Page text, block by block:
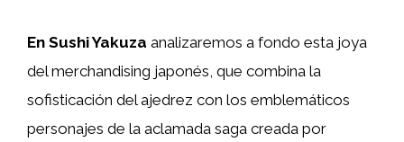
En Sushi Yakuza analizaremos a fondo esta joya
del merchandising japonés, que combina la
sofisticación del ajedrez con los emblemáticos
personajes de la aclamada saga creada por